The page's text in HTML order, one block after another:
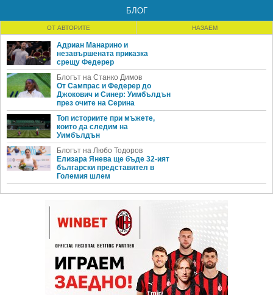
Стан Вавринка на четвъртфинал в Русия
Зверев взе дербито на младите надежди
Трима от Топ 10 ще се конкурират в Санкт Петербург
Милош Раонич взе седма титла в кариерата
Милош Раонич стигна финал в Русия
Раонич даде само 3 гейма на Робредо
Водачът Бердих отпадна в Санкт Петербург
Жоао Соуса на първи ATP полуфинал
БЛОГ
ОТ АВТОРИТЕ НАЗАЕМ
Адриан Манарино и
незавършената приказка
срещу Федерер
Блогът на Станко Димов
От Сампрас и Федерер до
Джокович и Синер: Уимбълдън
през очите на Серина
Топ историите при мъжете,
които да следим на
Уимбълдън
Блогът на Любо Тодоров
Елизара Янева ще бъде 32-ият
български представител в
Големия шлем